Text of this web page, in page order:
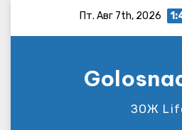
Пт. Авг 7th, 2026
ЗОЖ